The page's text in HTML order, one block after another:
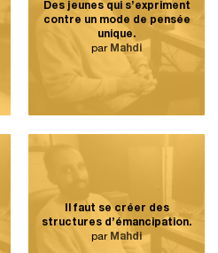
Des jeunes qui s’expriment
contre un mode de pensée
unique.
par Mahdi
Il faut se créer des
structures d’émancipation.
par Mahdi